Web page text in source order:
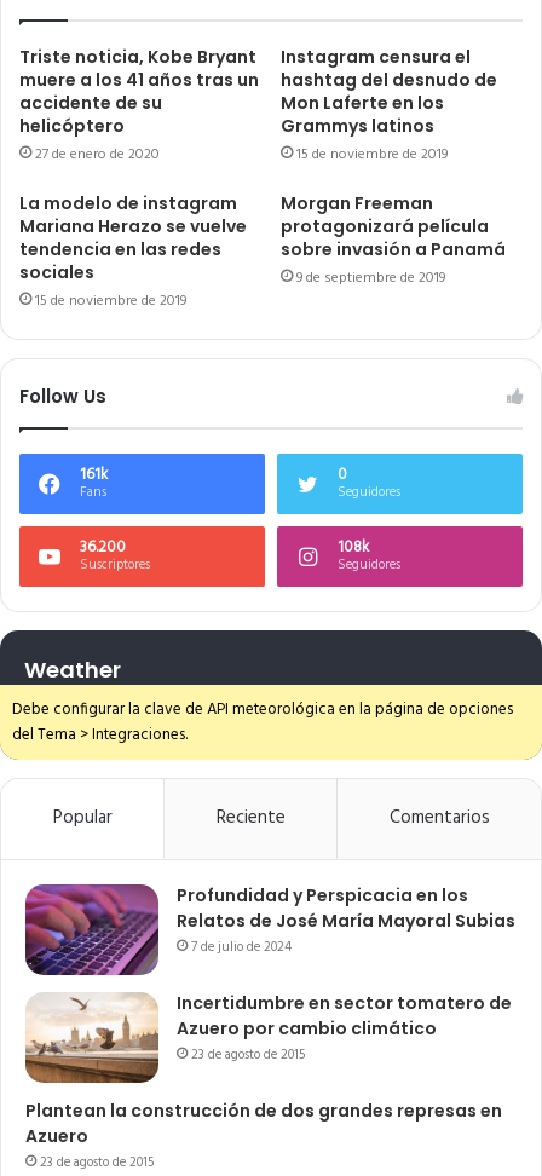
Triste noticia, Kobe Bryant
muere a los 41 años tras un
accidente de su
helicóptero
27 de enero de 2020
Instagram censura el
hashtag del desnudo de
Mon Laferte en los
Grammys latinos
15 de noviembre de 2019
La modelo de instagram
Mariana Herazo se vuelve
tendencia en las redes
sociales
15 de noviembre de 2019
Morgan Freeman
protagonizará película
sobre invasión a Panamá
9 de septiembre de 2019
Follow Us
161k
Fans
0
Seguidores
36.200
Suscriptores
108k
Seguidores
Weather
Debe configurar la clave de API meteorológica en la página de opciones
del Tema > Integraciones.
Popular Reciente Comentarios
Profundidad y Perspicacia en los
Relatos de José María Mayoral Subias
7 de julio de 2024
Incertidumbre en sector tomatero de
Azuero por cambio climático
23 de agosto de 2015
Plantean la construcción de dos grandes represas en
Azuero
23 de agosto de 2015